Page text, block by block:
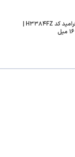
ورق MDF فرامید کد H۳۳۸۴FZ |